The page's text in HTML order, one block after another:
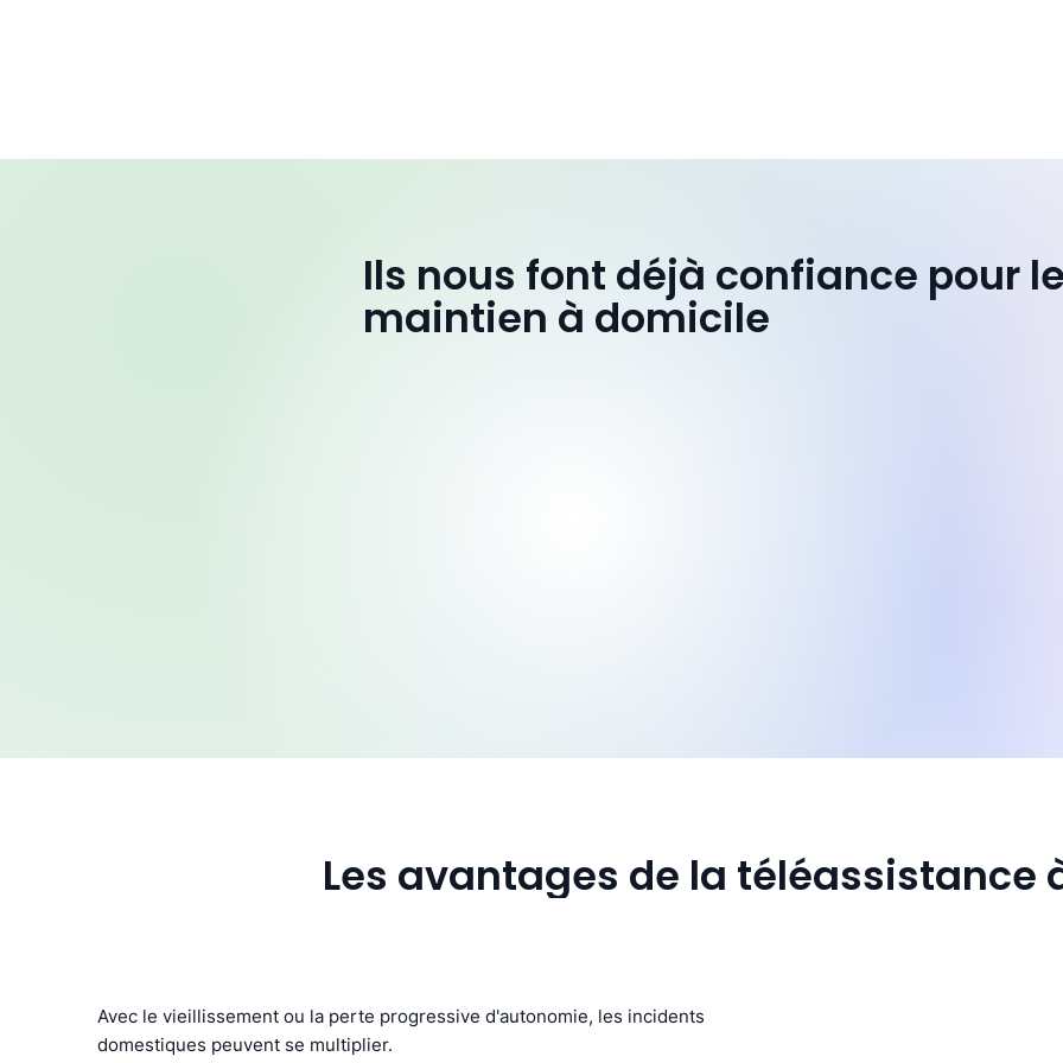
Ils nous font déjà confiance pour
maintien à domicile
Les avantages de la téléassistance
Avec le vieillissement ou la perte progressive d'autonomie, les incidents
domestiques peuvent se multiplier.